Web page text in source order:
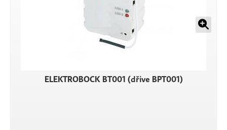
ELEKTROBOCK BT001 (dřive BPT001)